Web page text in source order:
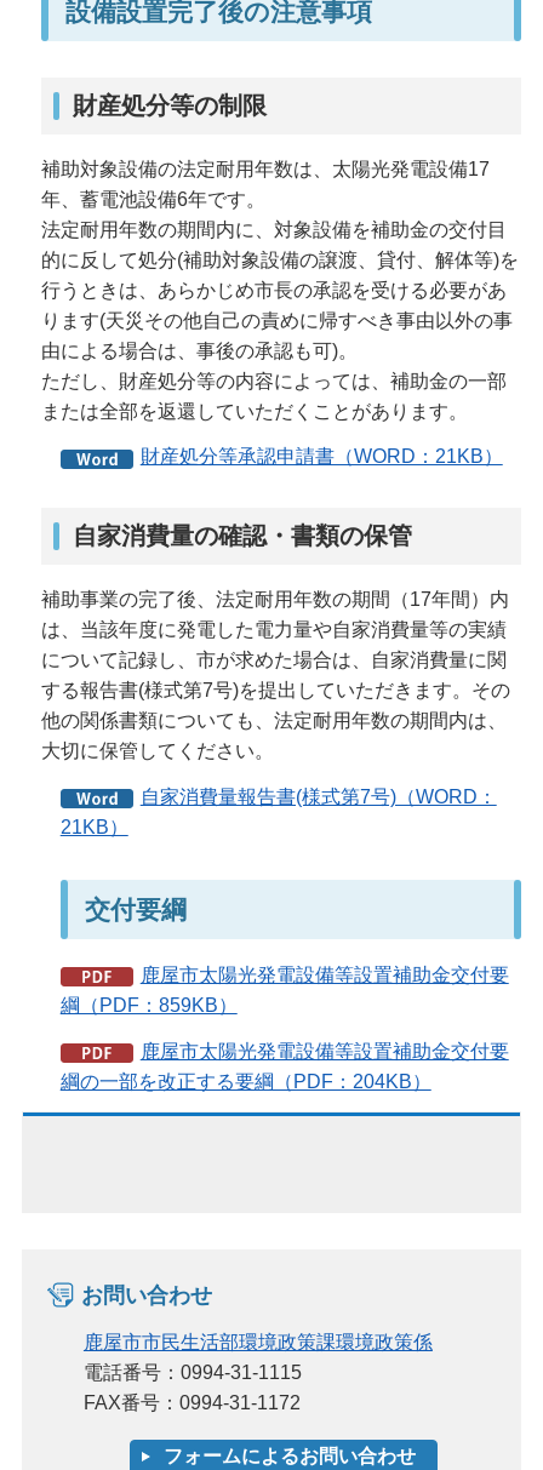
設備設置完了後の注意事項
財産処分等の制限
補助対象設備の法定耐用年数は、太陽光発電設備17
年、蓄電池設備6年です。
法定耐用年数の期間内に、対象設備を補助金の交付目
的に反して処分(補助対象設備の譲渡、貸付、解体等)を
行うときは、あらかじめ市長の承認を受ける必要があ
ります(天災その他自己の責めに帰すべき事由以外の事
由による場合は、事後の承認も可)。
ただし、財産処分等の内容によっては、補助金の一部
または全部を返還していただくことがあります。
財産処分等承認申請書（WORD：21KB）
自家消費量の確認・書類の保管
補助事業の完了後、法定耐用年数の期間（17年間）内
は、当該年度に発電した電力量や自家消費量等の実績
について記録し、市が求めた場合は、自家消費量に関
する報告書(様式第7号)を提出していただきます。その
他の関係書類についても、法定耐用年数の期間内は、
大切に保管してください。
自家消費量報告書(様式第7号)（WORD：
21KB）
交付要綱
鹿屋市太陽光発電設備等設置補助金交付要
綱（PDF：859KB）
鹿屋市太陽光発電設備等設置補助金交付要
綱の一部を改正する要綱（PDF：204KB）
お問い合わせ
鹿屋市市民生活部環境政策課環境政策係
電話番号：0994-31-1115
FAX番号：0994-31-1172